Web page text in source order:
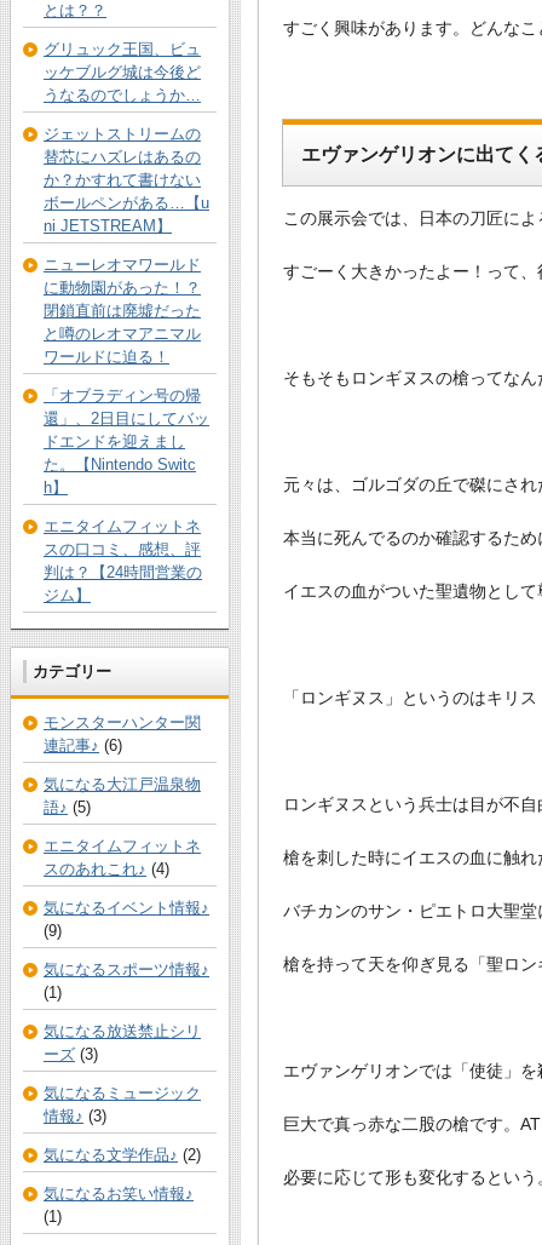
すごく興味があります。どんな
エヴァンゲリオンに出て
この展示会では、日本の刀匠に
すごーく大きかったよー！って
そもそもロンギヌスの槍ってな
元々は、ゴルゴダの丘で磔にさ
本当に死んでるのか確認するた
イエスの血がついた聖遺物とし
「ロンギヌス」というのはキリ
ロンギヌスという兵士は目が不
槍を刺した時にイエスの血に触
バチカンのサン・ピエトロ大聖
槍を持って天を仰ぎ見る「聖ロ
エヴァンゲリオンでは「使徒」
巨大で真っ赤な二股の槍です。
必要に応じて形も変化するとい
とは？？
グリュック王国、ビュ
ッケブルグ城は今後ど
うなるのでしょうか…
ジェットストリームの
替芯にハズレはあるの
か？かすれて書けない
ボールペンがある…【u
ni JETSTREAM】
ニューレオマワールド
に動物園があった！？
閉鎖直前は廃墟だった
と噂のレオマアニマル
ワールドに迫る！
「オブラディン号の帰
還」、2日目にしてバッ
ドエンドを迎えまし
た。【Nintendo Switc
h】
エニタイムフィットネ
スの口コミ、感想、評
判は？【24時間営業の
ジム】
カテゴリー
モンスターハンター関
連記事♪ (6)
気になる大江戸温泉物
語♪ (5)
エニタイムフィットネ
スのあれこれ♪ (4)
気になるイベント情報♪
(9)
気になるスポーツ情報♪
(1)
気になる放送禁止シリ
ーズ (3)
気になるミュージック
情報♪ (3)
気になる文学作品♪ (2)
気になるお笑い情報♪
(1)